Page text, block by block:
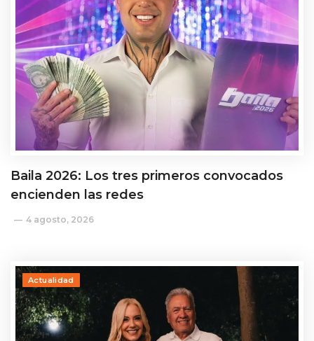
Baila 2026: Los tres primeros convocados
encienden las redes
4 agosto, 2026
Actualidad